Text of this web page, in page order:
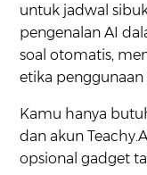
untuk jadwal
pengenalan AI
soal otomatis,
etika penggunaan
Kamu hanya
dan akun
opsional gadget